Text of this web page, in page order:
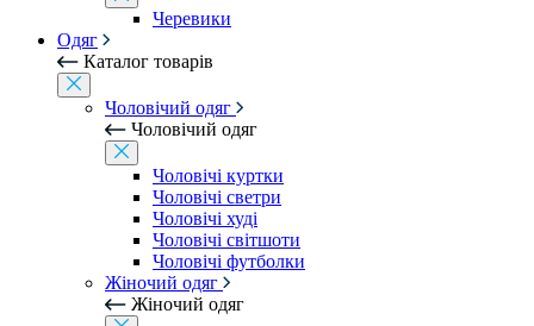
Черевики
Одяг
Каталог товарів
Чоловічий одяг
Чоловічий одяг
Чоловічі куртки
Чоловічі светри
Чоловічі худі
Чоловічі світшоти
Чоловічі футболки
Жіночий одяг
Жіночий одяг